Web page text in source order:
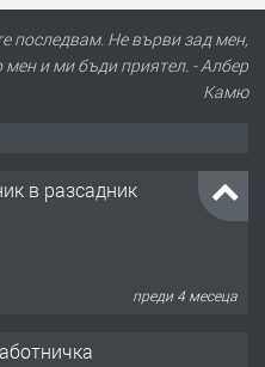
последвам. Не върви зад мен,
и ми бъди приятел. - Албер
Камю
в разсадник
преди 4 месеца